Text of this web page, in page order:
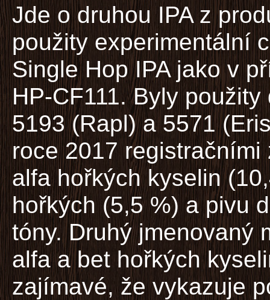
Jde o druhou IPA z
použity experimentální
Single Hop IPA jako v
HP-CF111. Byly
5193 (Rapl) a 5571
roce 2017
alfa hořkých kyselin
hořkých (5,5 %) a pivu
tóny. Druhý jmenovaný
alfa a bet hořkých
zajímavé, že vykazuje